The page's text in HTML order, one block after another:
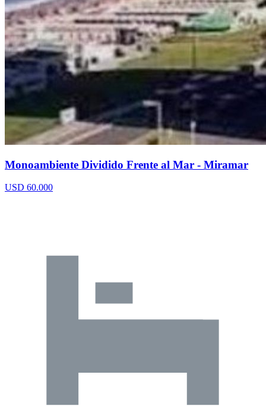
Monoambiente Dividido Frente al Mar - Miramar
USD 60.000